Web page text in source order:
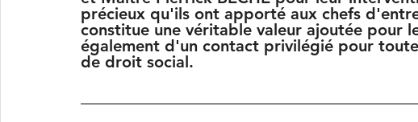
précieux qu'ils ont apporté aux chefs
constitue une véritable valeur ajoutée pour
également d'un contact privilégié pour
de droit social.